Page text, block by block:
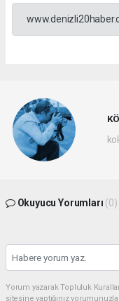
Okuyucu Yorumları (0)
Yorum yazarak Topluluk
sitesine yaptığınız